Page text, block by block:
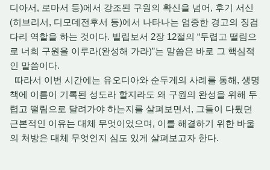
디아서, 로마서 등)에서 강조된 구원의 확신을 넘어, 후기 서신
(히브리서, 디모데전후서 등)에서 나타나는 엄중한 경고의 징검
다리 역할을 하는 것이다. 빌립보서 2장 12절의 “두렵고 떨림으
로 너희 구원을 이루라(완성해 가라)”는 말씀은 바로 그 핵심적
인 말씀이다.
따라서 이번 시간에는 유오디아와 순두게의 사례를 통해, 생명
책에 이름이 기록된 성도라 할지라도 왜 구원의 완성을 위해 두
렵고 떨림으로 달려가야 하는지를 살펴보면서, 그들이 다퉜던
근본적인 이유는 대체 무엇이었으며, 이를 해결하기 위한 바울
의 처방은 대체 무엇인지 심도 있게 살펴보고자 한다.